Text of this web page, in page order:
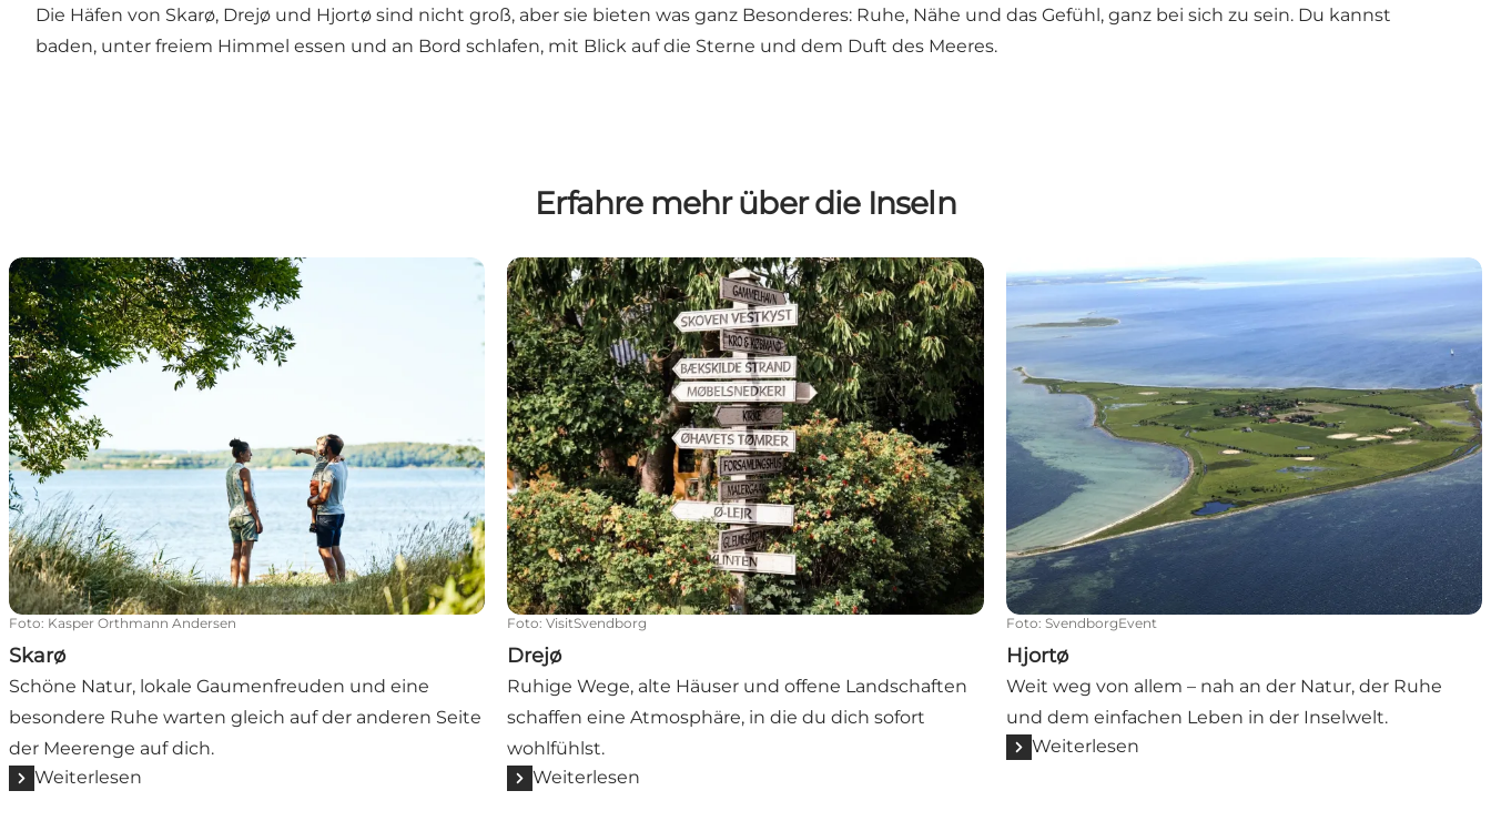
Die Häfen von Skarø, Drejø und Hjortø sind nicht groß, aber sie bieten was ganz Besonderes: Ruhe, Nähe und das Gefühl, ganz bei sich zu sein. Du kannst
baden, unter freiem Himmel essen und an Bord schlafen, mit Blick auf die Sterne und dem Duft des Meeres.
Erfahre mehr über die Inseln
Skarø
Foto: Kasper Orthmann Andersen
Skarø
Schöne Natur, lokale Gaumenfreuden und eine
besondere Ruhe warten gleich auf der anderen Seite
der Meerenge auf dich.
Weiterlesen
Drejø
Foto: VisitSvendborg
Drejø
Ruhige Wege, alte Häuser und offene Landschaften
schaffen eine Atmosphäre, in die du dich sofort
wohlfühlst.
Weiterlesen
Hjortø
Foto: SvendborgEvent
Hjortø
Weit weg von allem – nah an der Natur, der Ruhe
und dem einfachen Leben in der Inselwelt.
Weiterlesen